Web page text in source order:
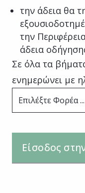
την άδεια θα
την
άδεια
Σε όλα τα
ενημερώνει με
Επιλέξτε Φορέα ...
Είσοδος